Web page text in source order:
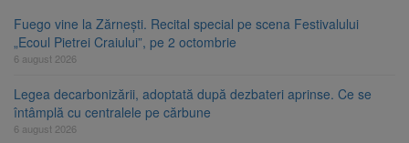
Fuego vine la Zărnești. Recital special pe scena Festivalului
„Ecoul Pietrei Craiului”, pe 2 octombrie
6 august 2026
Legea decarbonizării, adoptată după dezbateri aprinse. Ce se
întâmplă cu centralele pe cărbune
6 august 2026